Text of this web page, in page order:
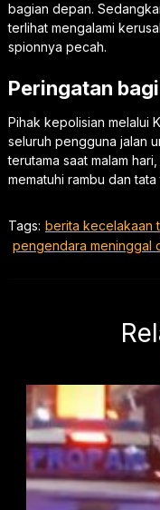
bagian depan.
terlihat mengalami
spionnya pecah.
Peringatan
Pihak kepolisian melalui
seluruh pengguna jalan
terutama saat malam
mematuhi rambu dan
Tags: berita kecelakaan
pengendara meninggal